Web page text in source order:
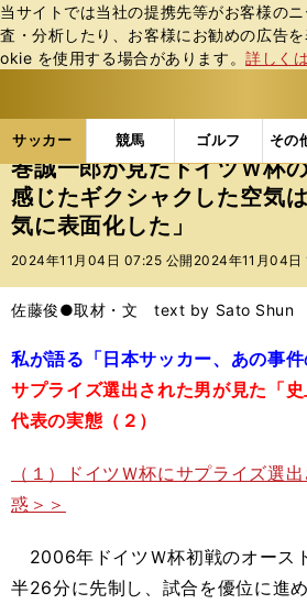
当サイトでは当社の提携先等がお客様の
査・分析したり、お客様にお勧めの広告
okie を使⽤する場合があります。詳しく
サッカー 競馬 ゴルフ その
ス
ポ
ル
テ
ー
バ
サッカーの記事一覧 サッカ
巻誠一郎が見たドイツＷ杯
感じたギクシャクした空気
気に表面化した」
2024年11月04日 07:25 公開 2024年11月04日
佐藤俊●取材・文 text by Sato Shun
私が語る「日本サッカー、あの事
サプライズ選出された男が見た「
代表の実態（２）
（１）ドイツＷ杯にサプライズ選
惑＞＞
2006年ドイツＷ杯初戦のオース
半26分に先制し、試合を優位に進